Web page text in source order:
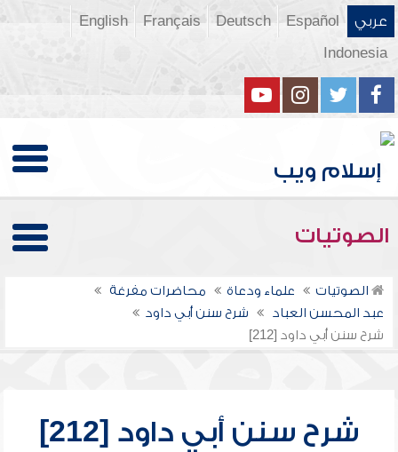
عربي Español
Deutsch
Français
English
Indonesia
الصوتيات
الصوتيات علماء ودعاة
محاضرات مفرغة
عبد المحسن العباد
شرح سنن أبي داود
شرح سنن أبي داود [212]
شرح سنن أبي داود [212]